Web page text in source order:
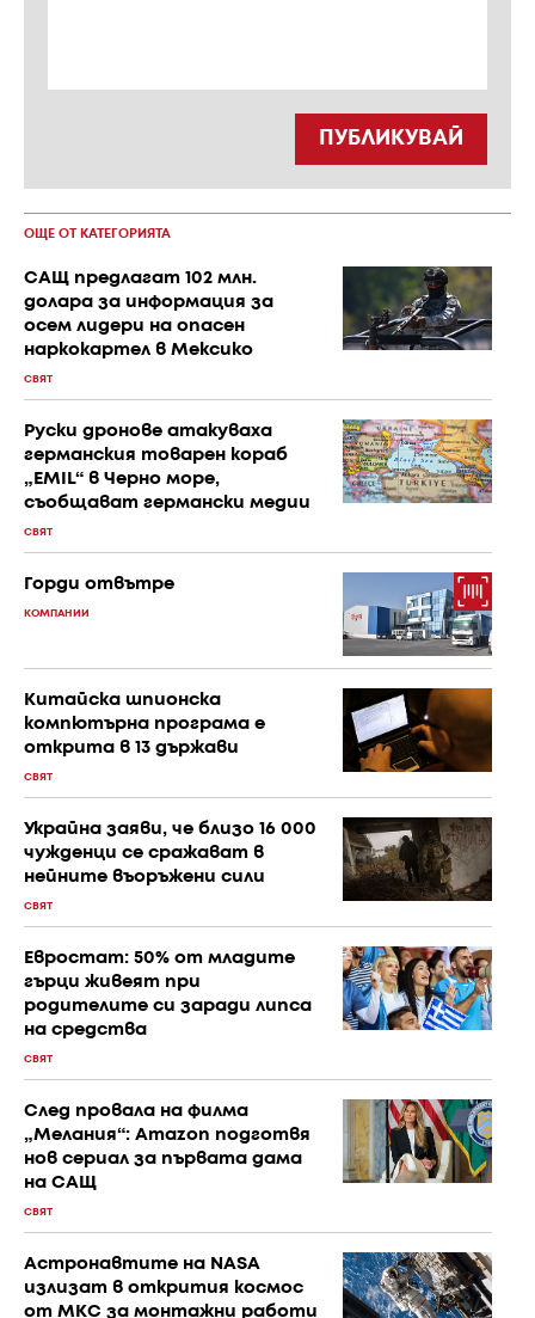
ПУБЛИКУВАЙ
ОЩЕ ОТ КАТЕГОРИЯТА
САЩ предлагат 102 млн.
долара за информация за
осем лидери на опасен
наркокартел в Мексико
СВЯТ
Руски дронове атакуваха
германския товарен кораб
„EMIL“ в Черно море,
съобщават германски медии
СВЯТ
Горди отвътре
КОМПАНИИ
Китайска шпионска
компютърна програма е
открита в 13 държави
СВЯТ
Украйна заяви, че близо 16 000
чужденци се сражават в
нейните въоръжени сили
СВЯТ
Евростат: 50% от младите
гърци живеят при
родителите си заради липса
на средства
СВЯТ
След провала на филма
„Мелания“: Amazon подготвя
нов сериал за първата дама
на САЩ
СВЯТ
Астронавтите на NASA
излизат в открития космос
от МКС за монтажни работи